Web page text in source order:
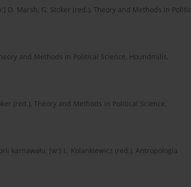
D. Marsh, G. Stoker (red.), Theory and Methods in
and Methods in Political Science, Houndmills,
(red.), Theory and Methods in Political Science,
karnawału, [w:] L. Kolankiewicz (red.), Antropologia